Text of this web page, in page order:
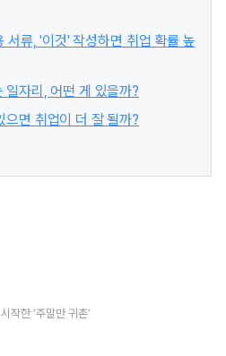
서류, '이것' 작성하면 취업 확률 높
일자리, 어떤 게 있을까?
으면 취업이 더 잘 될까?
작한 ‘주말만 귀촌’